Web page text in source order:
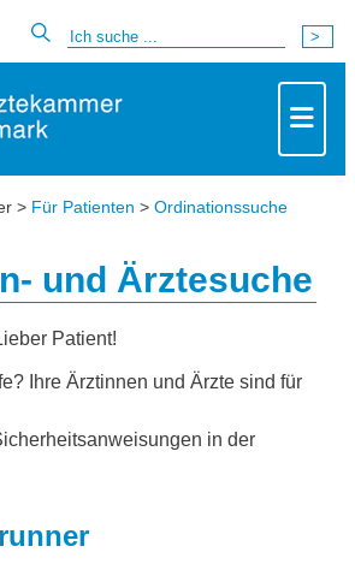
> Für Patienten > Ordinationssuche
und Ärztesuche
Patient!
Ihre Ärztinnen und Ärzte sind für
in der